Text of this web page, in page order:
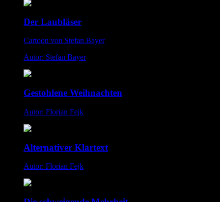
Der Laubläser
Cartoon von Stefan Bayer
Autor: Stefan Bayer
Gestohlene Weihnachten
Autor: Florian Fejk
Alternativer Klartext
Autor: Florian Fejk